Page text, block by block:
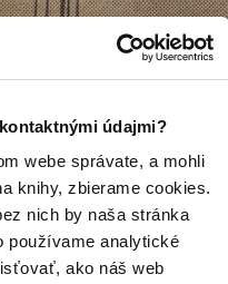
údajmi?
webe správate, a mohli
knihy, zbierame cookies.
nich by naša stránka
používame analytické
ako náš web